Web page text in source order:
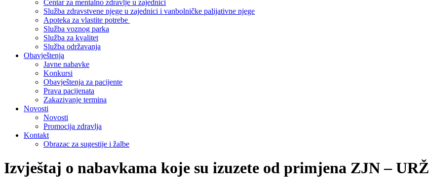
Centar za mentalno zdravlje u zajednici
Služba zdravstvene njege u zajednici i vanbolničke palijativne njege
Apoteka za vlastite potrebe
Služba voznog parka
Služba za kvalitet
Služba održavanja
Obavještenja
Javne nabavke
Konkursi
Obavještenja za pacijente
Prava pacijenata
Zakazivanje termina
Novosti
Novosti
Promocija zdravlja
Kontakt
Obrazac za sugestije i žalbe
Izvještaj o nabavkama koje su izuzete od primjena ZJN – URŽ